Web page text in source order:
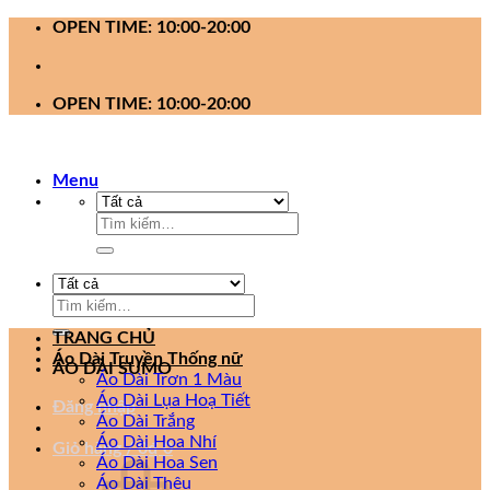
OPEN TIME: 10:00-20:00
OPEN TIME: 10:00-20:00
Menu
Tìm
Tìm
ÁO DÀI SUMO
Đăng nhập
Giỏ hàng /0₫ 0
TRANG CHỦ
Áo Dài Truyền Thống nữ
Áo Dài Trơn 1 Màu
Áo Dài Lụa Hoạ Tiết
Áo Dài Trắng
Áo Dài Hoa Nhí
Áo Dài Hoa Sen
Áo Dài Thêu